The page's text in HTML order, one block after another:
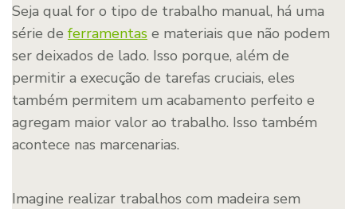
Seja qual for o tipo de trabalho manual, há uma
série de ferramentas e materiais que não podem
ser deixados de lado. Isso porque, além de
permitir a execução de tarefas cruciais, eles
também permitem um acabamento perfeito e
agregam maior valor ao trabalho. Isso também
acontece nas marcenarias.
Imagine realizar trabalhos com madeira sem